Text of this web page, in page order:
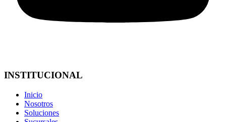
INSTITUCIONAL
Inicio
Nosotros
Soluciones